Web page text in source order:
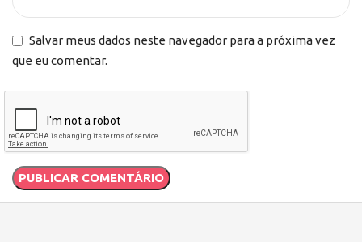
Salvar meus dados neste navegador para a próxima vez
que eu comentar.